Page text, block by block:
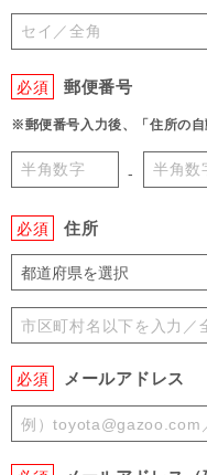
必須 郵便番号
※郵便番号入力後、「住所の
-
必須 住所
都道府県を選択
必須 メールアドレス